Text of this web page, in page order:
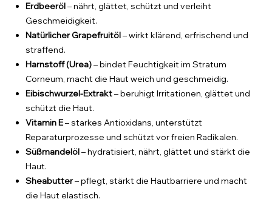
Erdbeeröl– nährt, glättet, schützt und verleiht
Geschmeidigkeit.
Natürlicher Grapefruitöl– wirkt klärend, erfrischend und
straffend.
Harnstoff (Urea)– bindet Feuchtigkeit im Stratum
Corneum, macht die Haut weich und geschmeidig.
Eibischwurzel-Extrakt– beruhigt Irritationen, glättet und
schützt die Haut.
Vitamin E– starkes Antioxidans, unterstützt
Reparaturprozesse und schützt vor freien Radikalen.
Süßmandelöl– hydratisiert, nährt, glättet und stärkt die
Haut.
Sheabutter– pflegt, stärkt die Hautbarriere und macht
die Haut elastisch.